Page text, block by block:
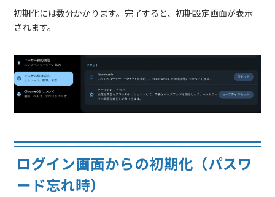
初期化には数分かかります。完了すると、初期設定画面が表示
されます。
ログイン画面からの初期化（パスワ
ード忘れ時）